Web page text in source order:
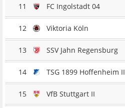
11 FC Ingolstadt 04
12 Viktoria Köln
13 SSV Jahn Regensburg
14 TSG 1899 Hoffenheim II
15 VfB Stuttgart II